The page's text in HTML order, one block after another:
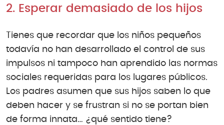
2. Esperar demasiado de los hijos
Tienes que recordar que los niños pequeños
todavía no han desarrollado el control de sus
impulsos ni tampoco han aprendido las normas
sociales requeridas para los lugares públicos.
Los padres asumen que sus hijos saben lo que
deben hacer y se frustran si no se portan bien
de forma innata… ¿qué sentido tiene?